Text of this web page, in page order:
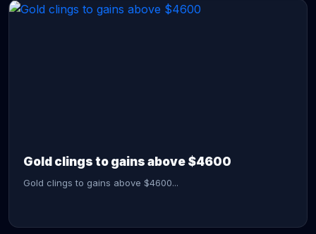
Gold clings to gains above $4600
Gold clings to gains above $4600...